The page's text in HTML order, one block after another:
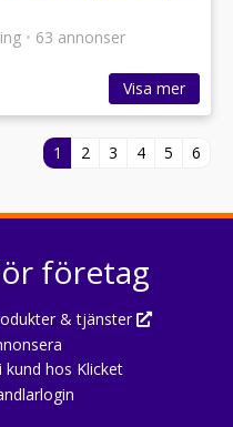
• 63 annonser
Visa mer
1 2 3 4 5 6
företag
& tjänster
kund hos Klicket